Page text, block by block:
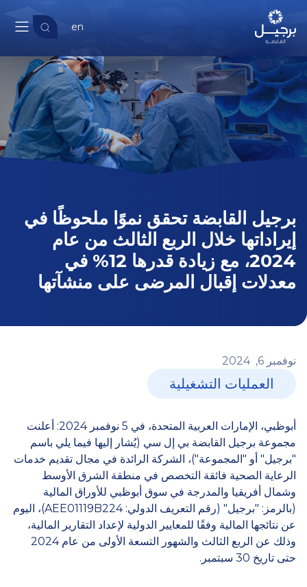
en
برجيل القابضة تحقق نموًا ملحوظًا في
إيراداتها خلال الربع الثالث من عام
2024، مع زيادة قدرها 12% في
معدلات إقبال المرضى على منشآتها
نوفمبر 2024
العمليات التشغيلية
أبوظبي، الإمارات العربية المتحدة، في 5 نوفمبر 2024: أعلنت
مجموعة برجيل القابضة بي إل سي (يُشار إليها فيما يلي باسم
"برجيل" أو "المجموعة")، الشركة الرائدة في مجال تقديم خدمات
الرعاية الصحية فائقة التخصص في منطقة الشرق الأوسط
وشمال أفريقيا والمدرجة في سوق أبوظبي للأوراق المالية
(بالرمز: "برجيل" (رقم التعريف الدولي: AEE01119B224)، اليوم
عن نتائجها المالية وفقًا للمعايير الدولية لإعداد التقارير المالية،
وذلك عن الربع الثالث والشهور التسعة الأولى من عام 2024
حتى تاريخ 30 سبتمبر.